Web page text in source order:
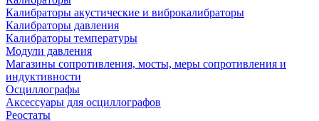
Калибраторы акустические и виброкалибраторы
Калибраторы давления
Калибраторы температуры
Модули давления
Магазины сопротивления, мосты, меры сопротивления и
индуктивности
Осциллографы
Аксессуары для осциллографов
Реостаты